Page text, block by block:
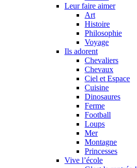
Leur faire aimer
Art
Histoire
Philosophie
Voyage
Ils adorent
Chevaliers
Chevaux
Ciel et Espace
Cuisine
Dinosaures
Ferme
Football
Loups
Mer
Montagne
Princesses
Vive l’école